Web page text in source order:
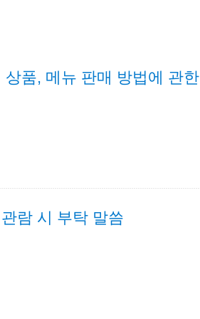
상품, 메뉴 판매 방법에 관
람 시 부탁 말씀